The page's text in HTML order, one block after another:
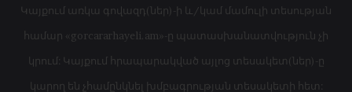
Կայքում առկա գովազդ(ներ)-ի և/կամ մամուլի տեսության
համար «gorcararhayeli.am»-ը պատասխանատվություն չի
կրում: Կայքում հրապարակված այլոց տեսակետ(ներ)-ը
կարող են չհամընկնել խմբագրության տեսակետի հետ: